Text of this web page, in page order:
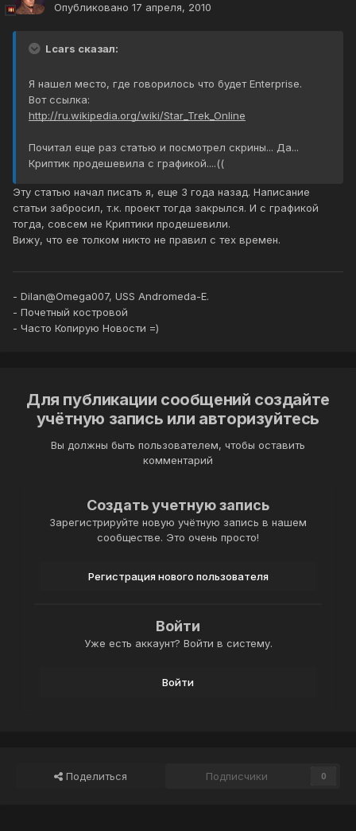
Опубликовано 17 апреля, 2010
Lcars сказал:
Я нашел место, где говорилось что будет Enterprise.
Вот ссылка:
http://ru.wikipedia.org/wiki/Star_Trek_Online
Почитал еще раз статью и посмотрел скрины... Да...
Криптик продешевила с графикой....((
Эту статью начал писать я, еще 3 года назад. Написание
статьи забросил, т.к. проект тогда закрылся. И с графикой
тогда, совсем не Криптики продешевили.
Вижу, что ее толком никто не правил с тех времен.
- Dilan@Omega007, USS Andromeda-E.
- Почетный костровой
- Часто Копирую Новости =)
Для публикации сообщений создайте
учётную запись или авторизуйтесь
Вы должны быть пользователем, чтобы оставить
комментарий
Создать учетную запись
Зарегистрируйте новую учётную запись в нашем
сообществе. Это очень просто!
Регистрация нового пользователя
Войти
Уже есть аккаунт? Войти в систему.
Войти
Поделиться Подписчики 0